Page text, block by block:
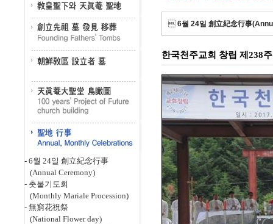
- 6월 24일 創立紀念行事
(Annual Ceremony)
- 촛불기도회
(Monthly Mariale Procession)
- 無窮花祝祭
(National Flower day)
 6월 24일 創立紀念行事
한국천주교회 창립 제238